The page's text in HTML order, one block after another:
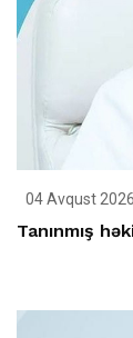
04 Avqust
Tanınmış